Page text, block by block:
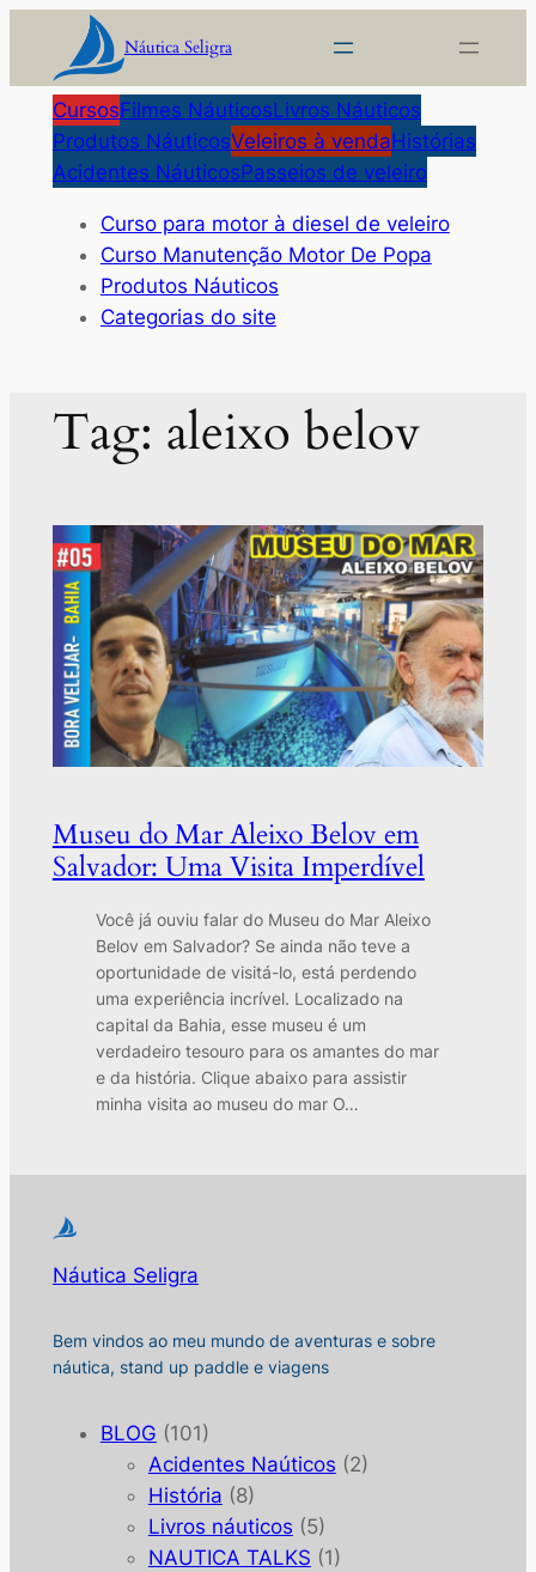
o
conteúdo
Náutica Seligra
CursosFilmes NáuticosLivros Náuticos
Produtos NáuticosVeleiros à vendaHistórias
Acidentes NáuticosPasseios de veleiro
Curso para motor à diesel de veleiro
Curso Manutenção Motor De Popa
Produtos Náuticos
Categorias do site
Tag: aleixo belov
Museu do Mar Aleixo Belov em
Salvador: Uma Visita Imperdível
Você já ouviu falar do Museu do Mar Aleixo
Belov em Salvador? Se ainda não teve a
oportunidade de visitá-lo, está perdendo
uma experiência incrível. Localizado na
capital da Bahia, esse museu é um
verdadeiro tesouro para os amantes do mar
e da história. Clique abaixo para assistir
minha visita ao museu do mar O…
Náutica Seligra
Bem vindos ao meu mundo de aventuras e sobre
náutica, stand up paddle e viagens
BLOG (101)
Acidentes Naúticos (2)
História (8)
Livros náuticos (5)
NAUTICA TALKS (1)